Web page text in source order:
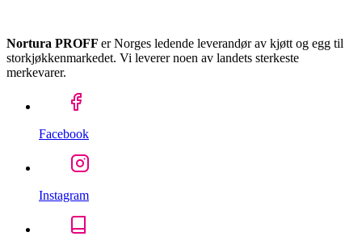
Nortura PROFF er Norges ledende leverandør av kjøtt og egg til
storkjøkkenmarkedet. Vi leverer noen av landets sterkeste
merkevarer.
Facebook
Instagram